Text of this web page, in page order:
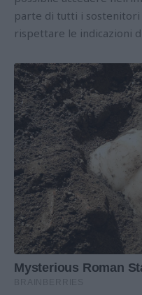
parte di tutti i sostenitori
rispettare le indicazioni